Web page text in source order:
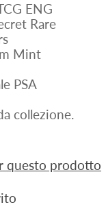
ENG
Rare
Mint
PSA
collezione.
questo prodotto